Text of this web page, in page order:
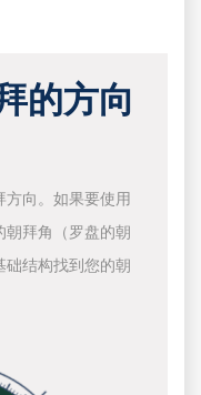
的方向
向。如果要使用
拜角（罗盘的朝
结构找到您的朝